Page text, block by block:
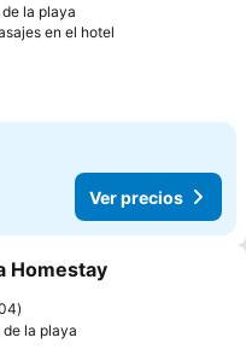
la playa
en el hotel
Ver precios
a favoritos
Homestay
la playa